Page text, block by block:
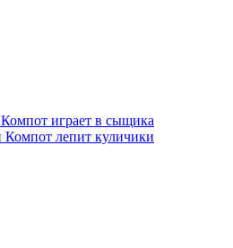
Компот играет в сыщика
Компот лепит куличики